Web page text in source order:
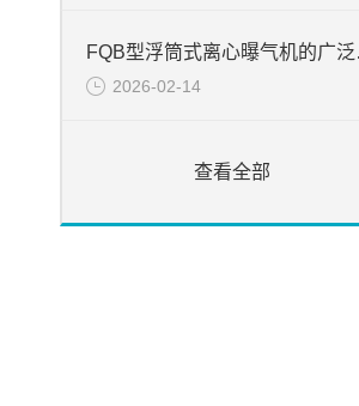
2026-02-14
查看全部